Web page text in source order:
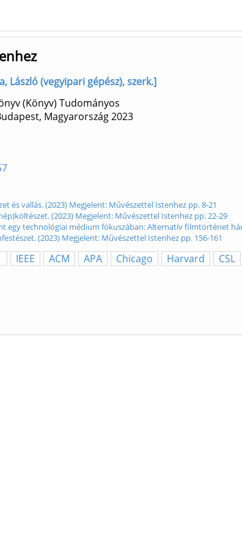
László (vegyipari gépész), szerk.]
(Könyv) Tudományos
Magyarország2023
és vallás. (2023) Megjelent: Művészettel Istenhez pp. 8-21
(2023) Megjelent: Művészettel Istenhez pp. 22-29
egy technológiai médium fókuszában: Alternatív filmtörténet
(2023) Megjelent: Művészettel Istenhez pp. 156-161
IEEE ACM APA Chicago Harvard CSL